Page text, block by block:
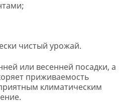
чистый урожай.
или весенней посадки, а
приживаемость
климатическим